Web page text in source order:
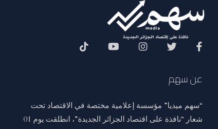
عن سهم
“سهم ميديا” مؤسسة إعلامية مختصة في الاقتصاد تحت
شعار “نافذة على اقتصاد الجزائر الجديدة”، انطلقت يوم 01